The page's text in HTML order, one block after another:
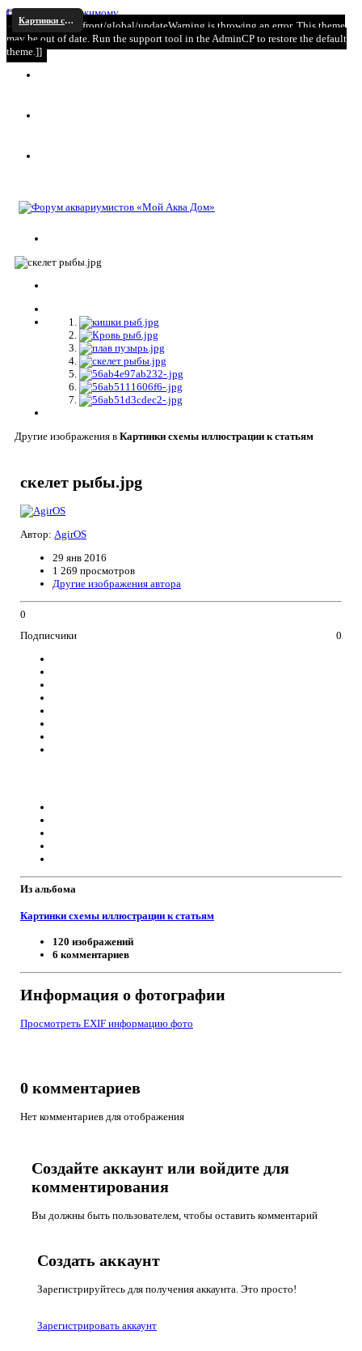
Перейти к содержимому
[[Template core/front/global/updateWarning is throwing an error. This theme
may be out of date. Run the support tool in the AdminCP to restore the default
theme.]]
Картинки схемы иллюстрации к статьям
Другие изображения в Картинки схемы иллюстрации к статьям
скелет рыбы.jpg
Автор: AgirOS
29 янв 2016
1 269 просмотров
Другие изображения автора
0
Подписчики
0
Из альбома
Картинки схемы иллюстрации к статьям
120 изображений
6 комментариев
Информация о фотографии
Просмотреть EXIF информацию фото
0 комментариев
Нет комментариев для отображения
Создайте аккаунт или войдите для
комментирования
Вы должны быть пользователем, чтобы оставить комментарий
Создать аккаунт
Зарегистрируйтесь для получения аккаунта. Это просто!
Зарегистрировать аккаунт